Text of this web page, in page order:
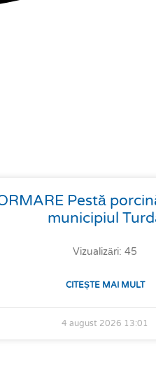
Pestă
municipiul
Vizualizări: 45
CITEȘTE MAI MULT
4 august 2026 13:01